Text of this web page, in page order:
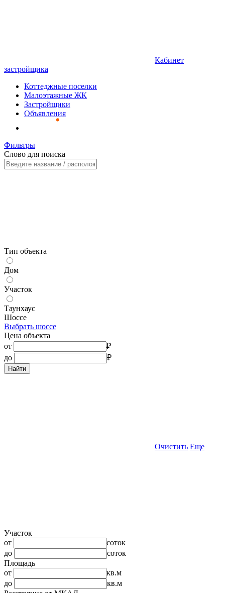
Кабинет
застройщика
Коттеджные поселки
Малоэтажные ЖК
Застройщики
Объявления
Фильтры
Слово для поиска
Тип объекта
Дом
Участок
Таунхаус
Шоссе
Выбрать шоссе
Цена объекта
от
₽
до
₽
Найти
Очистить Еще
Участок
от
соток
до
соток
Площадь
от
кв.м
до
кв.м